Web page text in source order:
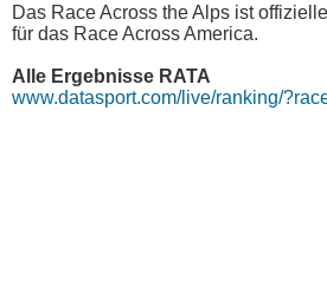
Das Race Across the Alps ist
für das Race Across America.
Alle Ergebnisse RATA
www.datasport.com/live/ranking/